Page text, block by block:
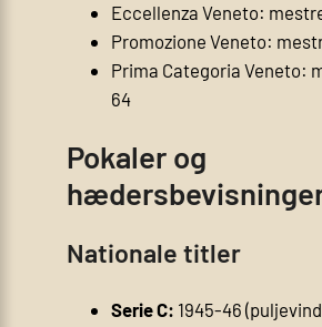
Eccellenza Veneto:
Promozione Veneto:
Prima Categoria Veneto:
64
Pokaler og
Nationale titler
Serie C: 1945-46